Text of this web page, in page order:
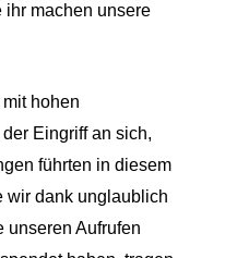
ihr machen unsere
hohen
Eingriff an sich,
führten in diesem
wir dank unglaublich
unseren Aufrufen